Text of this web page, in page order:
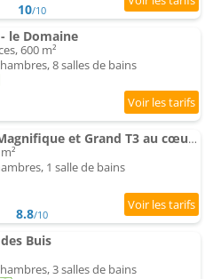
10/10
le Domaine
600 m²
8 salles de bains
Appartement Magnifique et Grand T3 au cœur de la Normandie
1 salle de bains
8.8/10
Buis
3 salles de bains